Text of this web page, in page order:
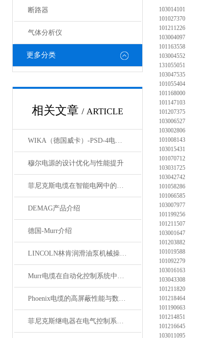
断路器
气体分析仪
更多分类
相关文章 / ARTICLE
WIKA（德国威卡）-PSD-4电子压力开关
穆尔电源的设计优化与性能提升
菲尼克斯电缆在智能电网中的应用
DEMAG产品介绍
德国-Murr介绍
LINCOLN林肯润滑油泵机械操作原理
Murr电缆在自动化控制系统中的应用
Phoenix电缆的高屏蔽性能与数据传输优势
菲尼克斯继电器在电气控制系统中的应用
103014101
101027370
101211226
103004097
101163558
103004552
131055051
103047535
101055404
101168000
101147103
101207375
103006527
103002806
101008143
103015431
101070712
103031725
103042742
101058286
101066585
103007977
101199256
101211507
103001647
101203882
101019588
101092279
103016163
103043308
101211820
101218464
101190663
101214851
101216645
103011095